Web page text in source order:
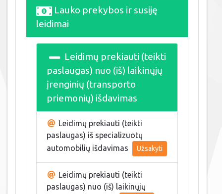
Lauko prekybos ir susiję
leidimai
Leidimų prekiauti (teikti
paslaugas) nuo (iš) laikinųjų
įrenginių (transporto
priemonių) išdavimas
Leidimų prekiauti (teikti
paslaugas) iš specializuotų
automobilių išdavimas
Užsakyti
Leidimų prekiauti (teikti
paslaugas) nuo (iš) laikinųjų